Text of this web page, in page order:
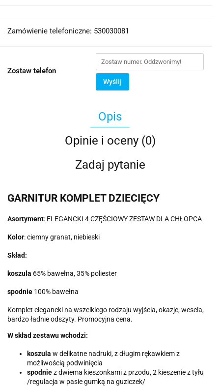
Zamówienie telefoniczne: 530030081
Zostaw telefon
Wyślij
Opis
Opinie i oceny (0)
Zadaj pytanie
GARNITUR KOMPLET DZIECIĘCY
Asortyment: ELEGANCKI 4 CZĘŚCIOWY ZESTAW DLA CHŁOPCA
Kolor: ciemny granat, niebieski
Skład:
koszula 65% bawełna, 35% poliester
spodnie 100% bawełna
Komplet elegancki na wszelkiego rodzaju wyjścia, okazje, wesela,
bardzo ładnie odszyty. Promocyjna cena.
W skład zestawu wchodzi:
koszula w delikatne nadruki, z długim rękawkiem z
możliwością podwinięcia
spodniez dwiema kieszonkami z przodu, 2 kieszenie z tyłu
/regulacja w pasie gumką na guziczek/